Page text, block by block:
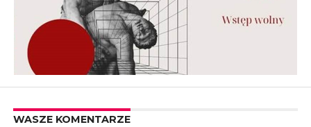
WASZE KOMENTARZE